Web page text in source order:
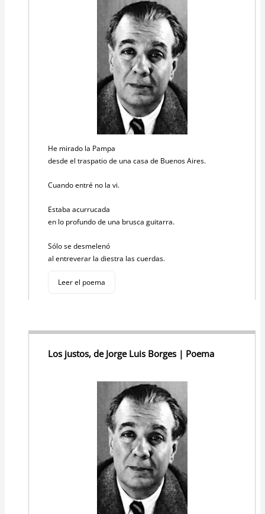
He mirado la Pampa
desde el traspatio de una casa de Buenos Aires.
Cuando entré no la vi.
Estaba acurrucada
en lo profundo de una brusca guitarra.
Sólo se desmelenó
al entreverar la diestra las cuerdas.
Leer el poema
Los justos, de Jorge Luis Borges | Poema